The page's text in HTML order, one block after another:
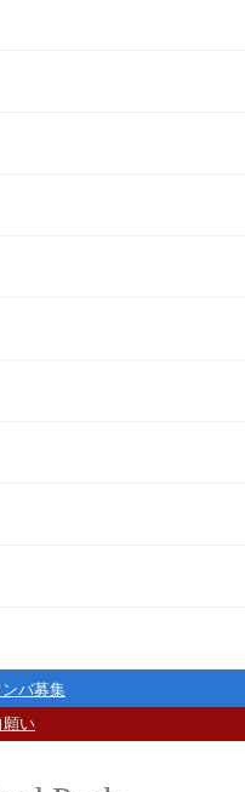
ンバ募集
願い